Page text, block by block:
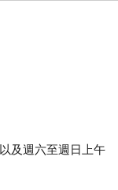
及週六至週日上午